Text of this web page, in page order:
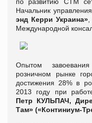
Начальник
энд Керри Украина»
Международной
Опытом
розничном рынке
достижения 28% в
2013 году при
Петр КУЛЬПАЧ,
Там» («Континиум-